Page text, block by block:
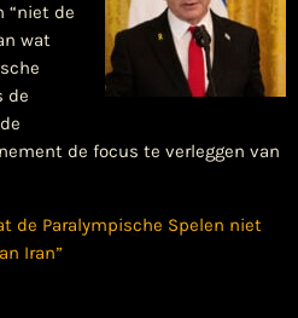
“niet de
wat
de
de focus te verleggen van
de Paralympische Spelen niet
Iran”